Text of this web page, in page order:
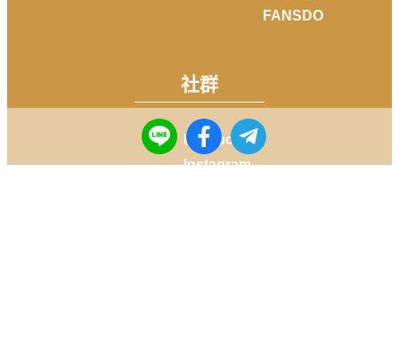
FANSDO
社群
Facebook
Instagram